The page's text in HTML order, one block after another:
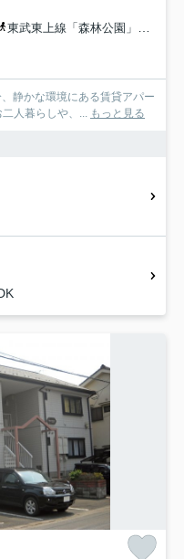
東武東上線「森林公園」駅 徒歩40分
静かな環境にある賃貸アパー
キスイハイツ」のご紹介です。 お二人暮らしや、... もっと見る